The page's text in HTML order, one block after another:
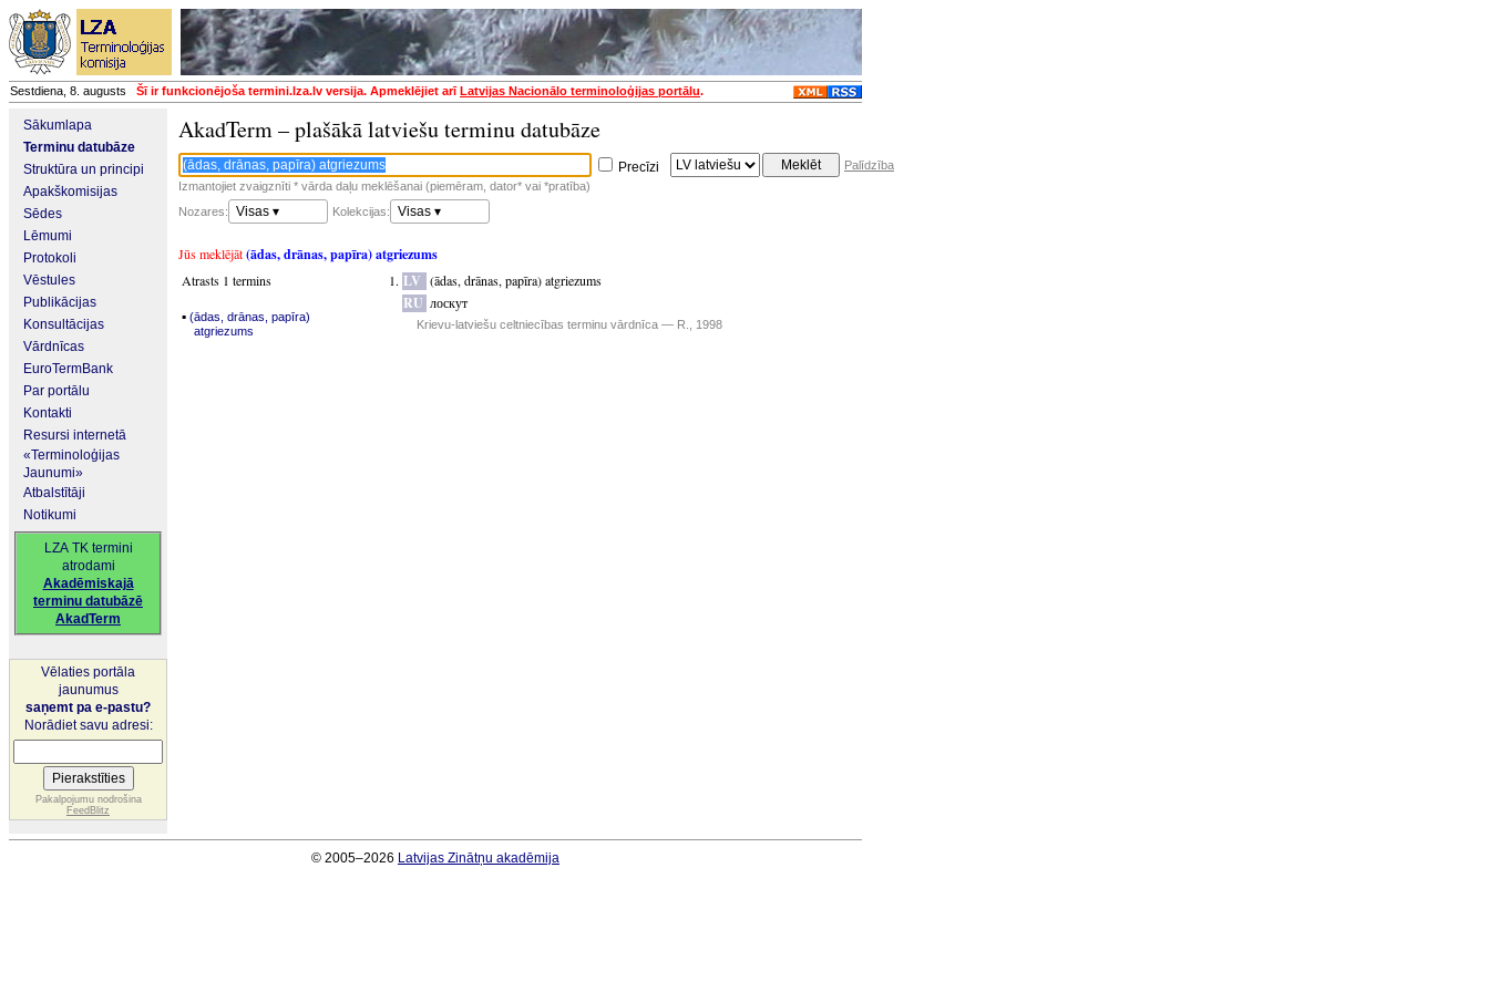
Sestdiena, 8. augusts Šī ir funkcionējoša termini.lza.lv versija. Apmeklējiet arīLatvijas Nacionālo terminoloģijas portālu.
Sākumlapa
Terminu datubāze
Struktūra un principi
Apakškomisijas
Sēdes
Lēmumi
Protokoli
Vēstules
Publikācijas
Konsultācijas
Vārdnīcas
EuroTermBank
Par portālu
Kontakti
Resursi internetā
«Terminoloģijas
Jaunumi»
Atbalstītāji
Notikumi
LZA TK termini
atrodami
Akadēmiskajā
terminu datubāzē
AkadTerm
Vēlaties portāla
jaunumus
saņemt pa e-pastu?
Norādiet savu adresi:
Pakalpojumu nodrošina
FeedBlitz
AkadTerm – plašākā latviešu terminu datubāze
Precīzi
Palīdzība
Izmantojiet zvaigznīti * vārda daļu meklēšanai (piemēram, dator* vai *pratība)
Nozares:
Visas ▾ Kolekcijas: Visas ▾
Jūs meklējāt(ādas, drānas, papīra) atgriezums
Atrasts 1 termins
▪ (ādas, drānas, papīra)
atgriezums
LV (ādas, drānas, papīra) atgriezums
RU лоскут
Krievu-latviešu celtniecības terminu vārdnīca — R., 1998
© 2005–2026 Latvijas Zinātņu akadēmija